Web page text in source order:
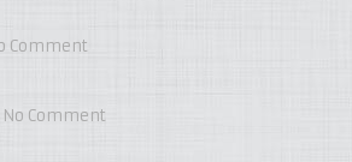
Comment
No Comment